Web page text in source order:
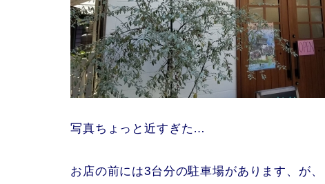
写真ちょっと近すぎた…
お店の前には3台分の駐車場があります、が